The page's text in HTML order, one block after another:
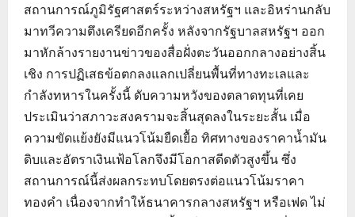
สถานการณ์ภูมิรัฐศาสตร์ระหว่างสหรัฐฯ และอิหร่านกลับ
มาทวีความตึงเครียดอีกครั้ง หลังจากรัฐบาลสหรัฐฯ ออก
มาหักล้างรายงานข่าวของสื่อฝั่งตะวันออกกลางอย่างสิ้น
เชิง การปฏิเสธข้อตกลงแลกเปลี่ยนพื้นที่ทางทะเลและ
กำลังทหารในครั้งนี้ ดับความหวังของตลาดทุนที่เคย
ประเมินว่าสภาวะสงครามจะสิ้นสุดลงในระยะสั้น เมื่อ
ความขัดแย้งยังมีแนวโน้มยืดเยื้อ ทิศทางของราคาน้ำมัน
ดิบและอัตราเงินเฟ้อโลกจึงมีโอกาสดีดตัวสูงขึ้น ซึ่ง
สถานการณ์นี้ส่งผลกระทบโดยตรงต่อแนวโน้มราคา
ทองคำ เนื่องจากทำให้ธนาคารกลางสหรัฐฯ หรือเฟด ไม่